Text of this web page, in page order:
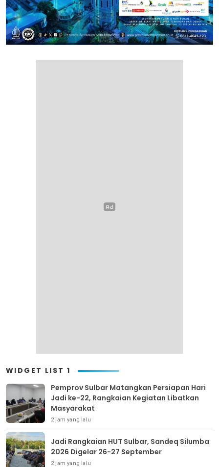
WIDGET LIST 1
Pemprov Sulbar Matangkan Persiapan Hari
Jadi ke-22, Rangkaian Kegiatan Libatkan
Masyarakat
2 jam yang lalu
Jadi Rangkaian HUT Sulbar, Sandeq Silumba
2026 Digelar 26-27 September
2 jam yang lalu